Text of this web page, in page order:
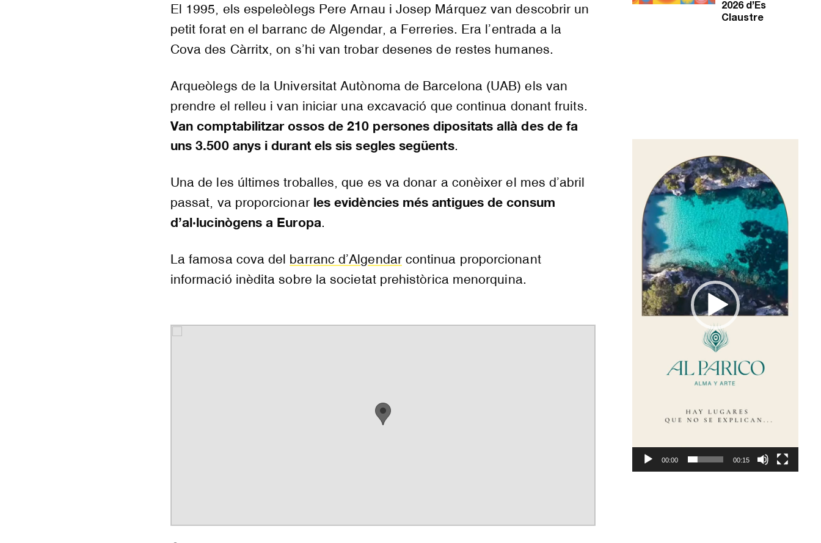
El 1995, els espeleòlegs Pere Arnau i Josep Márquez van descobrir un
petit forat en el barranc de Algendar, a Ferreries. Era l’entrada a la
Cova des Càrritx, on s’hi van trobar desenes de restes humanes.
Arqueòlegs de la Universitat Autònoma de Barcelona (UAB) els van
prendre el relleu i van iniciar una excavació que continua donant fruits.
Van comptabilitzar ossos de 210 persones dipositats allà des de fa
uns 3.500 anys i durant els sis segles següents.
Una de les últimes troballes, que es va donar a conèixer el mes d’abril
passat, va proporcionar les evidències més antigues de consum
d’al·lucinògens a Europa.
La famosa cova del barranc d’Algendarcontinua proporcionant
informació inèdita sobre la societat prehistòrica menorquina.
2026 d’Es
Claustre
00:00 00:15